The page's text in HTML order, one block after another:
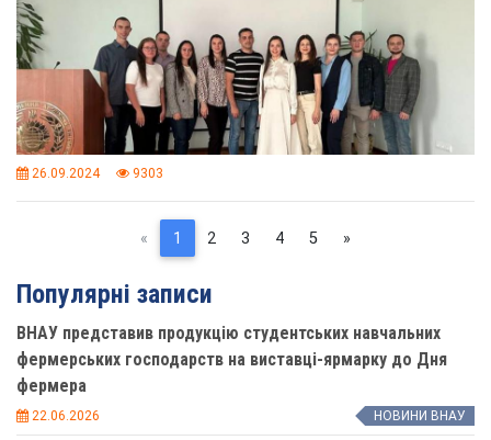
26.09.2024 9303
« Previous
1 (current)
2 3 4 5 »
Популярні записи
ВНАУ представив продукцію студентських навчальних
фермерських господарств на виставці-ярмарку до Дня
фермера
22.06.2026 НОВИНИ ВНАУ